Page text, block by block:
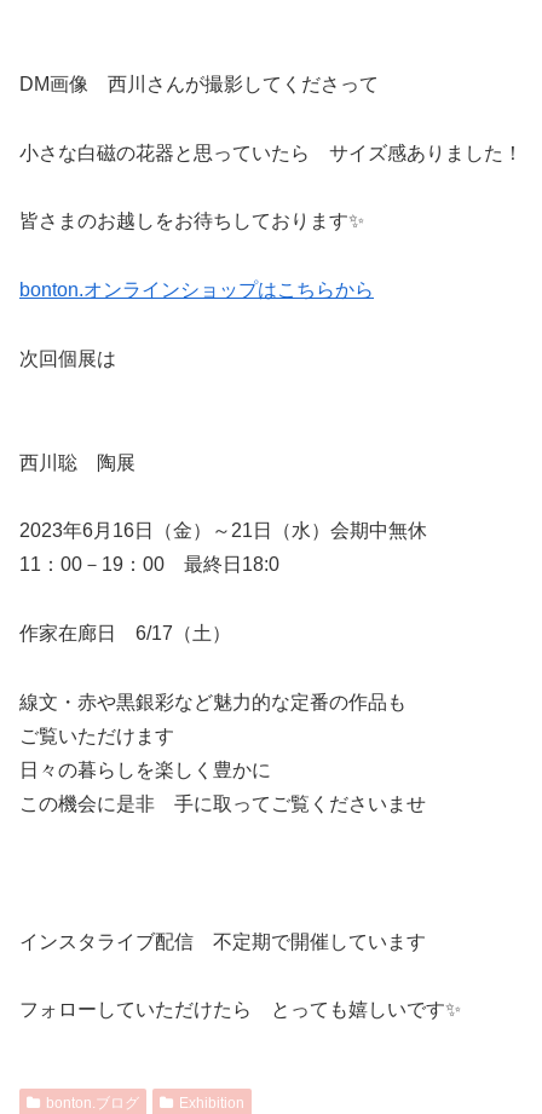
DM画像 西川さんが撮影してくださって
小さな白磁の花器と思っていたら サイズ感ありました！
皆さまのお越しをお待ちしております✨
bonton.オンラインショップはこちらから
次回個展は
西川聡 陶展
2023年6月16日（金）～21日（水）会期中無休
11：00－19：00 最終日18:0
作家在廊日 6/17（土）
線文・赤や黒銀彩など魅力的な定番の作品も
ご覧いただけます
日々の暮らしを楽しく豊かに
この機会に是非 手に取ってご覧くださいませ
インスタライブ配信 不定期で開催しています
フォローしていただけたら とっても嬉しいです✨
bonton.ブログ Exhibition